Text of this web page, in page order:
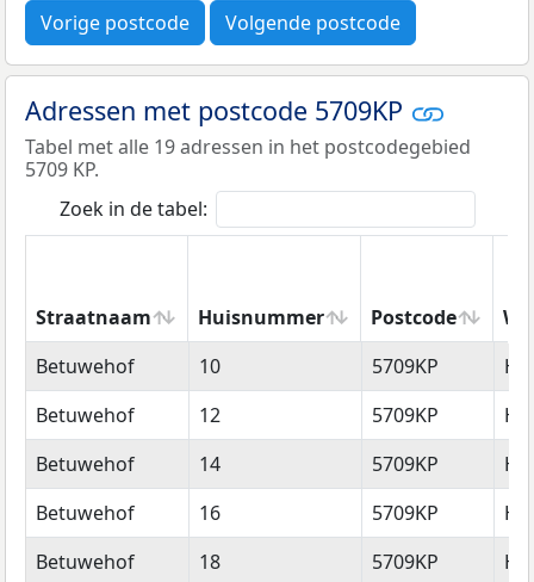
Vorige postcode Volgende postcode
Adressen met postcode 5709KP
Tabel met alle 19 adressen in het postcodegebied
5709 KP.
Zoek in de tabel:
Straatnaam Huisnummer Postcode
Straatnaam
Huisnummer Postcode
Betuwehof 10 5709KP
Betuwehof
12 5709KP
Betuwehof
14 5709KP
Betuwehof
16 5709KP
Betuwehof
18 5709KP